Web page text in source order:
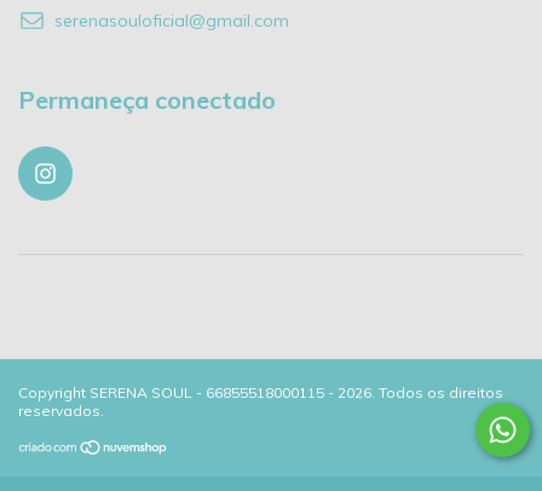
serenasouloficial@gmail.com
Permaneça conectado
Copyright SERENA SOUL - 66855518000115 - 2026. Todos os direitos
reservados.